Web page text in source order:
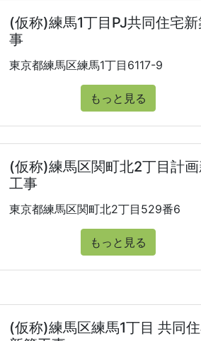
(仮称)練馬1丁目PJ共同住宅
事
東京都練馬区練馬1丁目6117-9
もっと見る
(仮称)練馬区関町北2丁目計
工事
東京都練馬区関町北2丁目529番6
もっと見る
(仮称)練馬区練馬1丁目 共同